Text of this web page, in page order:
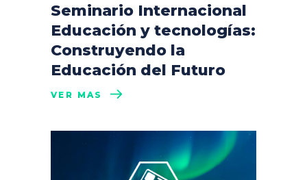
Seminario Internacional
Educación y tecnologías:
Construyendo la
Educación del Futuro
VER MÁS